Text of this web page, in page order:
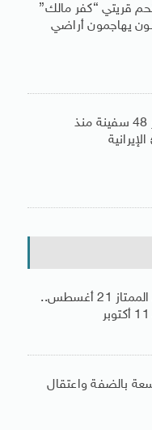
قريتي “كفر مالك”
يهاجمون أراضي
(سنتكوم): تحويل مسار 48 سفينة منذ
رسميًا.. انطلاق الدورى الممتاز 21 أغسطس..
بالضفة واعتقال